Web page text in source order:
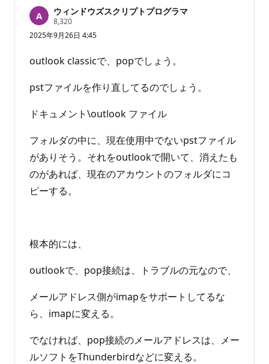
ウィンドウズスクリプトプログラマ
8,320評
価
の
イ
ン
2025年9月26日 4:45
outlook classicで、popでしょう。
pstファイルを作り直してるのでしょう。
ドキュメント\outlook ファイル
フォルダの中に、現在使用中でないpstファイル
がありそう。それをoutlookで開いて、消えたも
のがあれば、現在のアカウントのフォルダにコ
ピーする。
根本的には、
outlookで、pop接続は、トラブルの元なので、
メールアドレス側がimapをサポートしてるな
ら、imapに変える。
でなければ、pop接続のメールアドレスは、メー
ルソフトをThunderbirdなどに変える。